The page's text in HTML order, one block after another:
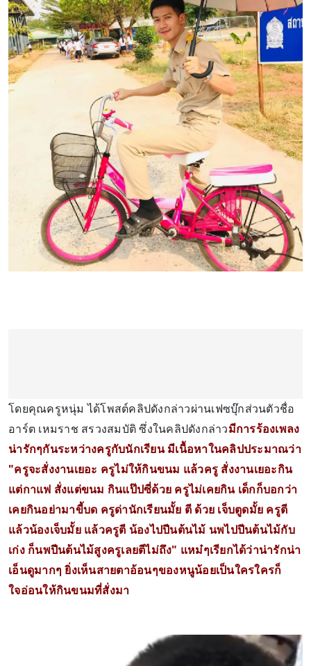
โดยคุณครูหนุ่ม ได้โพสต์คลิปดังกล่าวผ่านเฟซบุ๊กส่วนตัวชื่อ
อาร์ต เหมราช สรวงสมบัติ ซึ่งในคลิปดังกล่าวมีการร้องเพลง
น่ารักๆกันระหว่างครูกับนักเรียน มีเนื้อหาในคลิปประมาณว่า
"ครูจะสั่งงานเยอะ ครูไม่ให้กินขนม แล้วครู สั่งงานเยอะกิน
แต่กาแฟ สั่งแต่ขนม กินแป๊ปซี่ด้วย ครูไม่เคยกิน เด็กก็บอกว่า
เคยกินอย่ามาขี้บด ครูด่านักเรียนมั้ย ตี ด้วย เจ็บตูดมั้ย ครูตี
แล้วน้องเจ็บมั้ย แล้วครูตี น้องไปปีนต้นไม้ นพไปปีนต้นไม้กับ
เก่ง ก็นพปีนต้นไม้สูงครูเลยตีไม่ถึง" แหม๋ๆเรียกได้ว่าน่ารักน่า
เอ็นดูมากๆ ยิ่งเห็นสายตาอ้อนๆของหนูน้อยเป็นใครใครก็
ใจอ่อนให้กินขนมที่สั่งมา